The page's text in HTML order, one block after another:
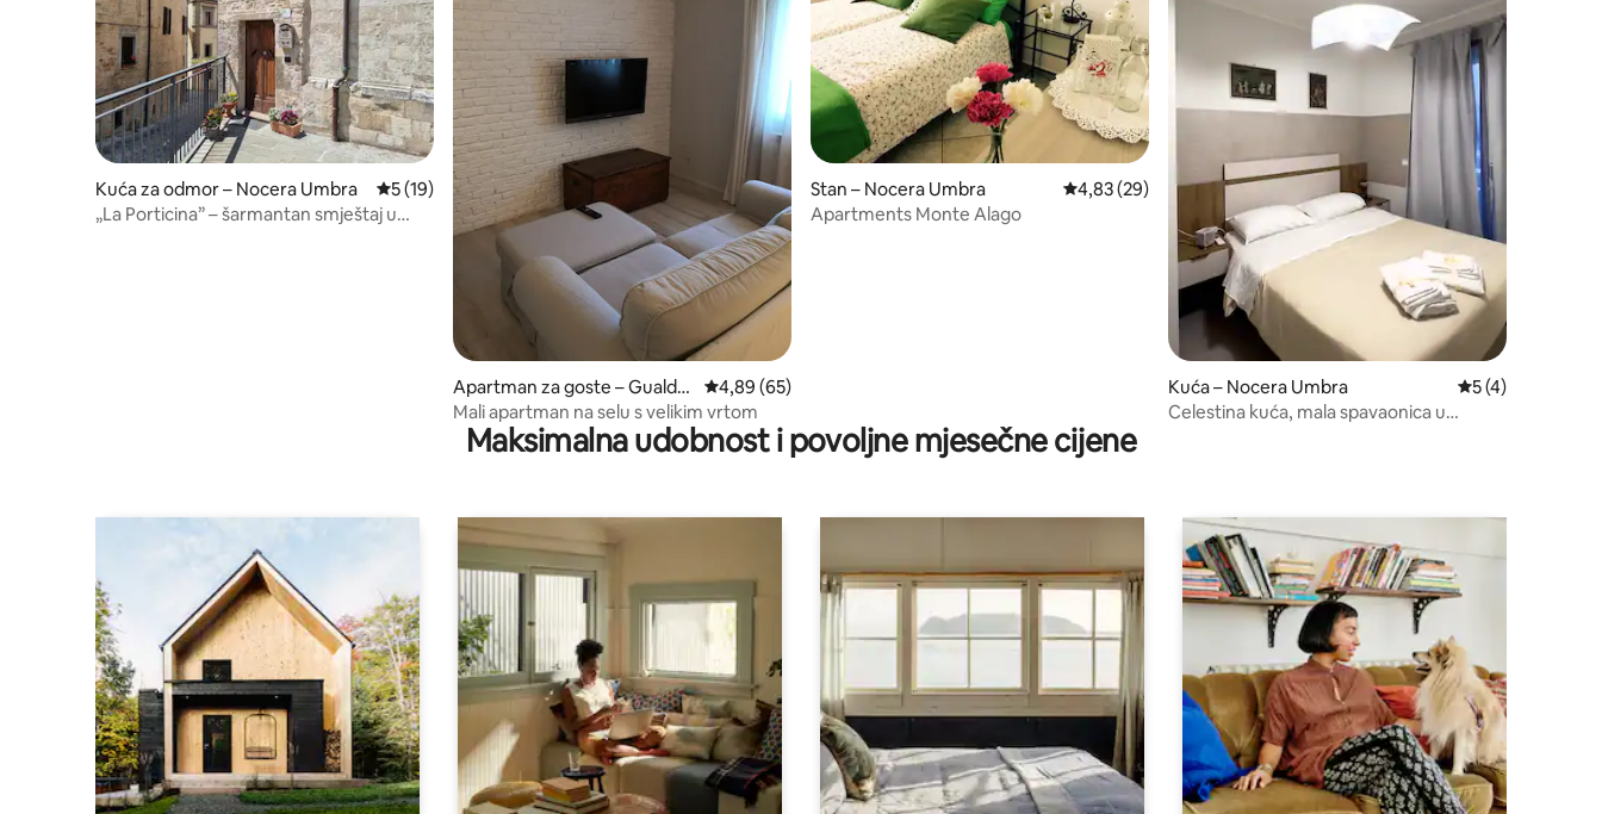
Kuća za odmor – Nocera Umbra Prosječna ocjena: 5/5, recenzija: 19
5 (19)
„La Porticina” – šarmantan smještaj u
Apartman za goste – Gualdo
Tadino
Prosječna ocjena: 4,89/5, recenzija: 65
4,89 (65)
Mali apartman na selu s velikim vrtom
Stan – Nocera Umbra Prosječna ocjena: 4,83/5, recenzija: 29
4,83 (29)
Apartments Monte Alago
Kuća – Nocera Umbra Prosječna
5 (4)
Celestina kuća, mala spavaonica u
Maksimalna udobnost i povoljne mjesečne cijene